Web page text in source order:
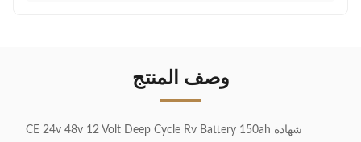
وصف المنتج
شهادة CE 24v 48v 12 Volt Deep Cycle Rv Battery 150ah